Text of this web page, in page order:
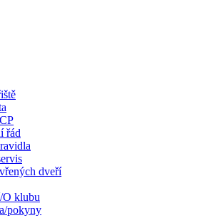
řád
dveří
O klubu
pokyny